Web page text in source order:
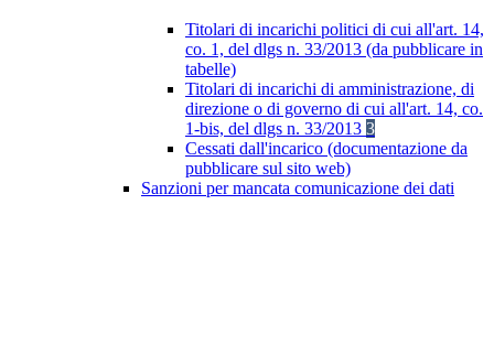
Titolari di incarichi politici di cui all'art. 14,
co. 1, del dlgs n. 33/2013 (da pubblicare in
tabelle)
Titolari di incarichi di amministrazione, di
direzione o di governo di cui all'art. 14, co.
1-bis, del dlgs n. 33/2013 3
Cessati dall'incarico (documentazione da
pubblicare sul sito web)
Sanzioni per mancata comunicazione dei dati